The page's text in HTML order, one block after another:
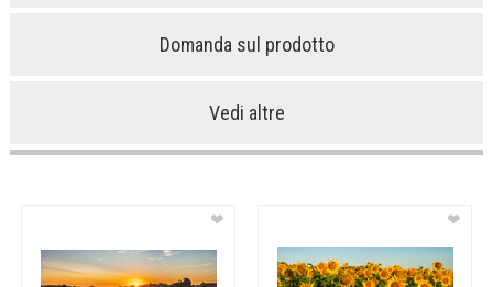
Domanda sul prodotto
Vedi altre
❤ ❤